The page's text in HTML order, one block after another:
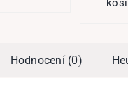
Hodnocení (0)